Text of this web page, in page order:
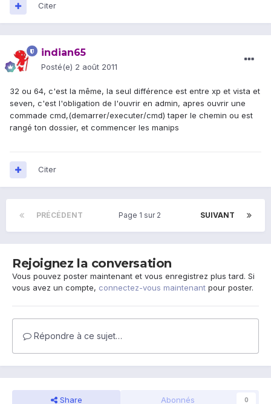
Citer
indian65
Posté(e) 2 août 2011
32 ou 64, c'est la même, la seul différence est entre xp et vista et
seven, c'est l'obligation de l'ouvrir en admin, apres ouvrir une
commade cmd,(demarrer/executer/cmd) taper le chemin ou est
rangé ton dossier, et commencer les manips
Citer
PRÉCÉDENT SUIVANT
Page 1 sur 2
Rejoignez la conversation
Vous pouvez poster maintenant et vous enregistrez plus tard. Si
vous avez un compte, connectez-vous maintenant pour poster.
Répondre à ce sujet…
Share Abonnés 0